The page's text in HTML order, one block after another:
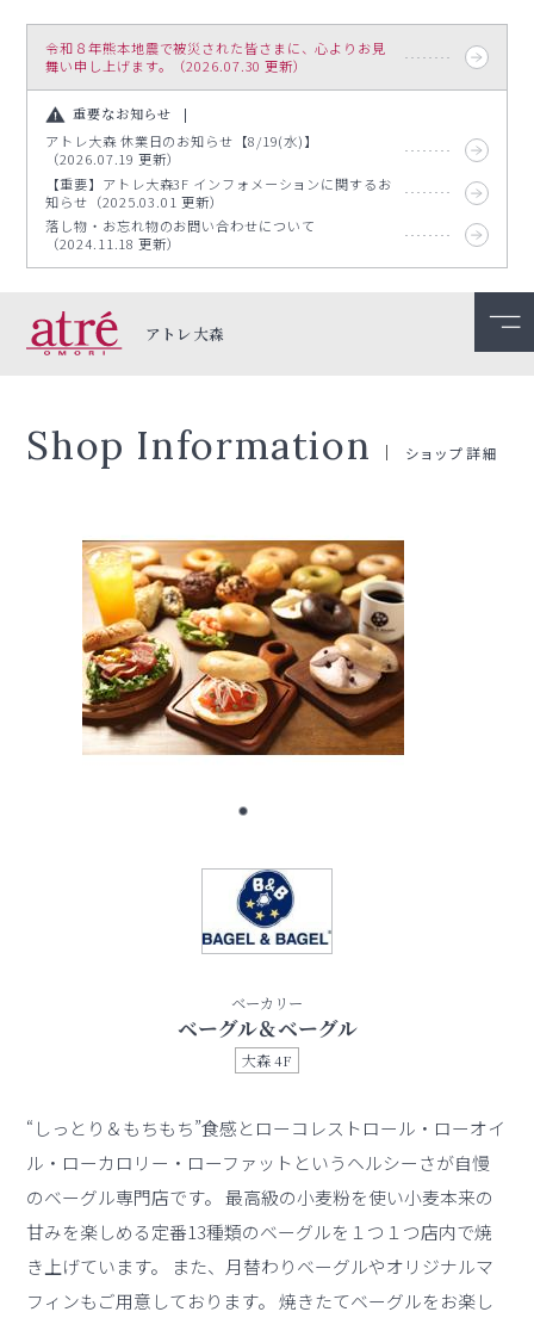
令和８年熊本地震で被災された皆さまに、心よりお見
舞い申し上げます。（2026.07.30 更新）
重要なお知らせ
アトレ大森 休業日のお知らせ【8/19(水)】
（2026.07.19 更新）
【重要】アトレ大森3F インフォメーションに関するお
知らせ（2025.03.01 更新）
落し物・お忘れ物のお問い合わせについて
（2024.11.18 更新）
アトレ大森
Shop Information ショップ詳細
ベーカリー
ベーグル＆ベーグル
大森 4F
“しっとり＆もちもち”食感とローコレストロール・ローオイ
ル・ローカロリー・ローファットというヘルシーさが自慢
のベーグル専門店です。 最高級の小麦粉を使い小麦本来の
甘みを楽しめる定番13種類のベーグルを１つ１つ店内で焼
き上げています。 また、月替わりベーグルやオリジナルマ
フィンもご用意しております。 焼きたてベーグルをお楽し